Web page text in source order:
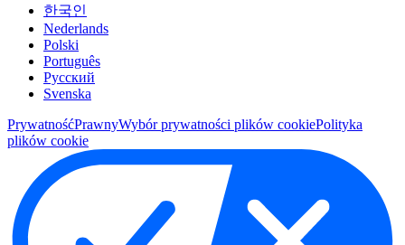
한국인
Nederlands
Polski
Português
Pусский
Svenska
PrywatnośćPrawnyWybór prywatności plików cookiePolityka
plików cookie